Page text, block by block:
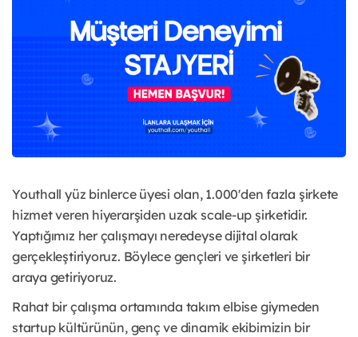
Youthall yüz binlerce üyesi olan, 1.000'den fazla şirkete
hizmet veren hiyerarşiden uzak scale-up şirketidir.
Yaptığımız her çalışmayı neredeyse dijital olarak
gerçekleştiriyoruz. Böylece gençleri ve şirketleri bir
araya getiriyoruz.
Rahat bir çalışma ortamında takım elbise giymeden
startup kültürünün, genç ve dinamik ekibimizin bir